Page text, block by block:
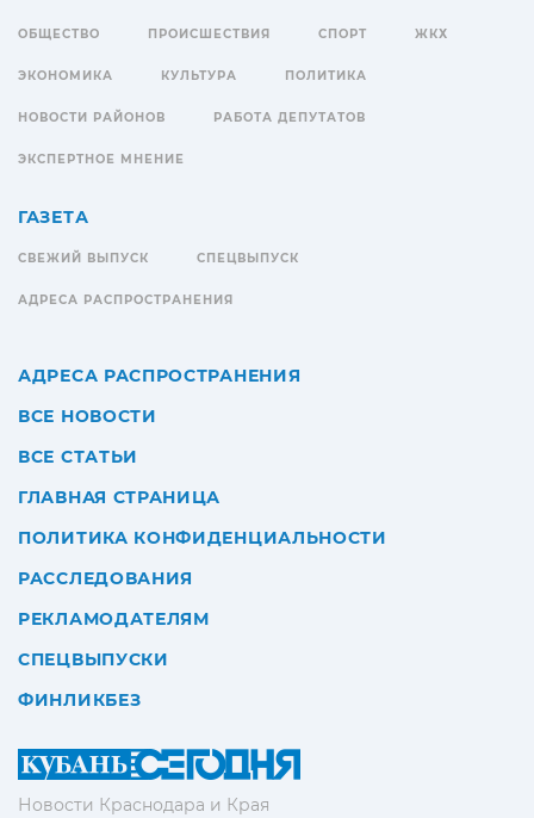
Новости Краснодара и Края
ОБЩЕСТВО ПРОИСШЕСТВИЯ СПОРТ ЖКХ
ЭКОНОМИКА КУЛЬТУРА ПОЛИТИКА
НОВОСТИ РАЙОНОВ РАБОТА ДЕПУТАТОВ
ЭКСПЕРТНОЕ МНЕНИЕ
ГАЗЕТА
СВЕЖИЙ ВЫПУСК СПЕЦВЫПУСК
АДРЕСА РАСПРОСТРАНЕНИЯ
АДРЕСА РАСПРОСТРАНЕНИЯ
ВСЕ НОВОСТИ
ВСЕ СТАТЬИ
ГЛАВНАЯ СТРАНИЦА
ПОЛИТИКА КОНФИДЕНЦИАЛЬНОСТИ
РАССЛЕДОВАНИЯ
РЕКЛАМОДАТЕЛЯМ
СПЕЦВЫПУСКИ
ФИНЛИКБЕЗ